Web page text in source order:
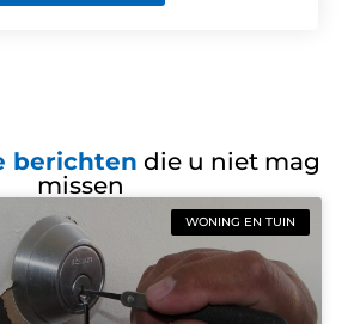
berichten die u niet mag
missen
WONING EN TUIN